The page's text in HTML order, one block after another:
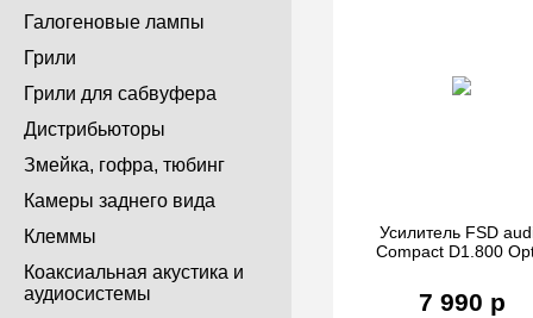
Галогеновые лампы
Грили
Грили для сабвуфера
Дистрибьюторы
Змейка, гофра, тюбинг
Камеры заднего вида
Клеммы
Коаксиальная акустика и
аудиосистемы
Усилитель FSD
Compact D1.800
7 990 р